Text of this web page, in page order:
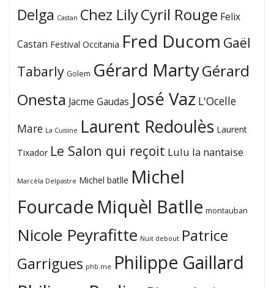
Delga Castan Chez LilyCyril Rouge Felix
Castan Festival Occitania Fred Ducom Gaël
Tabarly Golem Gérard MartyGérard
Onesta Jacme Gaudas José Vaz L'Ocelle
Mare La Cuisine Laurent Redoulès Laurent
Tixador Le Salon qui reçoit Lulu la nantaise
Marcèla Delpastre Michel batlle Michel
Fourcade Miquèl Batlle montauban
Nicole Peyrafitte Nuit debout Patrice
Garrigues phb.me Philippe Gaillard